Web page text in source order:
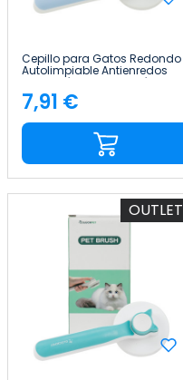
Cepillo para Gatos Redondo
Autolimpiable Antienredos
con Botón de Liberación
Glückpet
Precio
7,91 €
OUTLET